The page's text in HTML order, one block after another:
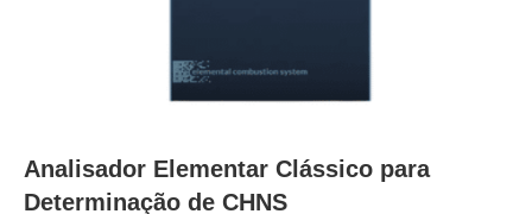
Analisador Elementar Clássico para
Determinação de CHNS